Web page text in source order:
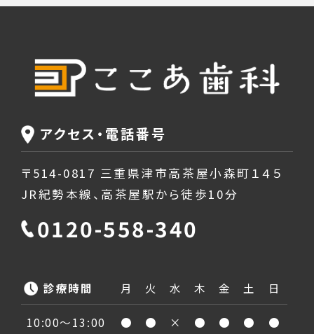
アクセス・電話番号
〒514-0817 三重県津市高茶屋小森町１４５
JR紀勢本線、高茶屋駅から徒歩10分
0120-558-340
診療時間 月 火 水 木 金 土 日
10:00〜13:00 ● ● × ● ● ● ●